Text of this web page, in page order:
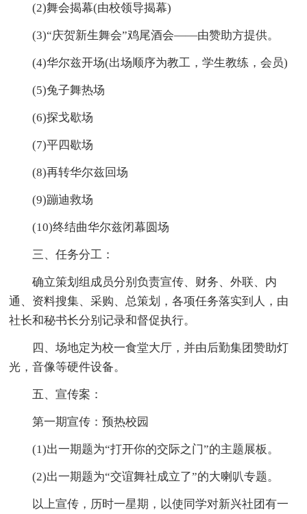
(2)舞会揭幕(由校领导揭幕)
(3)“庆贺新生舞会”鸡尾酒会——由赞助方提供。
(4)华尔兹开场(出场顺序为教工，学生教练，会员)
(5)兔子舞热场
(6)探戈歇场
(7)平四歇场
(8)再转华尔兹回场
(9)蹦迪救场
(10)终结曲华尔兹闭幕圆场
三、任务分工：
确立策划组成员分别负责宣传、财务、外联、内
通、资料搜集、采购、总策划，各项任务落实到人，由
社长和秘书长分别记录和督促执行。
四、场地定为校一食堂大厅，并由后勤集团赞助灯
光，音像等硬件设备。
五、宣传案：
第一期宣传：预热校园
(1)出一期题为“打开你的交际之门”的主题展板。
(2)出一期题为“交谊舞社成立了”的大喇叭专题。
以上宣传，历时一星期，以使同学对新兴社团有一